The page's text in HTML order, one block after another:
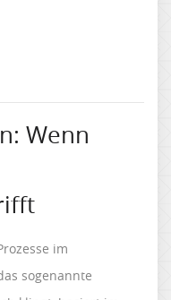
Wenn
im
sogenannte